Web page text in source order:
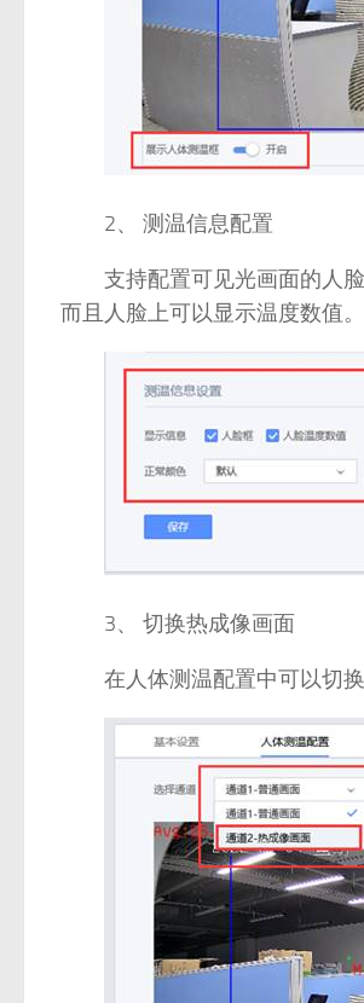
2、 测温信息配置
支持配置可见光画面的人脸
而且人脸上可以显示温度数值
3、 切换热成像画面
在人体测温配置中可以切换